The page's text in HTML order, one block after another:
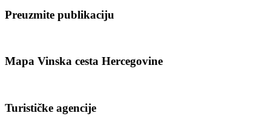
Preuzmite publikaciju
Mapa Vinska cesta Hercegovine
Turističke agencije